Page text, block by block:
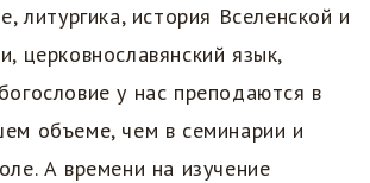
литургика, история Вселенской и
церковнославянский язык,
у нас преподаются в
объеме, чем в семинарии и
А времени на изучение